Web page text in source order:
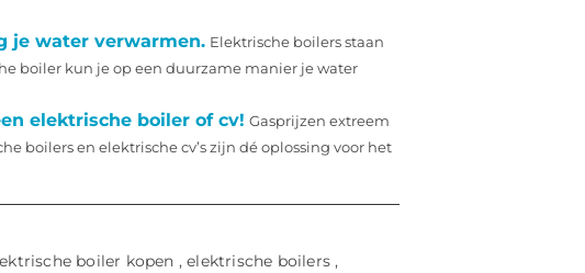
je water verwarmen. Elektrische boilers staan
boiler kun je op een duurzame manier je water
elektrische boiler of cv! Gasprijzen extreem
boilers en elektrische cv’s zijn dé oplossing voor het
boiler kopen ,elektrische boilers ,